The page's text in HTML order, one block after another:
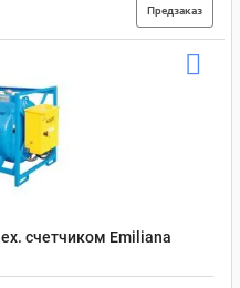
Предзаказ
счетчиком Emiliana